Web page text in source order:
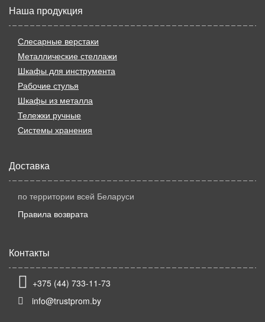
Наша продукция
Слесарные верстаки
Металлические стеллажи
Шкафы для инструмента
Рабочие стулья
Шкафы из металла
Тележки ручные
Системы хранения
Доставка
по территории всей Беларуси
Правила возврата
Контакты
+375 (44) 733-11-73
info@trustprom.by